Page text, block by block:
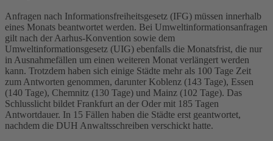
Anfragen nach Informationsfreiheitsgesetz (IFG) müssen innerhalb
eines Monats beantwortet werden. Bei Umweltinformationsanfragen
gilt nach der Aarhus-Konvention sowie dem
Umweltinformationsgesetz (UIG) ebenfalls die Monatsfrist, die nur
in Ausnahmefällen um einen weiteren Monat verlängert werden
kann. Trotzdem haben sich einige Städte mehr als 100 Tage Zeit
zum Antworten genommen, darunter Koblenz (143 Tage), Essen
(140 Tage), Chemnitz (130 Tage) und Mainz (102 Tage). Das
Schlusslicht bildet Frankfurt an der Oder mit 185 Tagen
Antwortdauer. In 15 Fällen haben die Städte erst geantwortet,
nachdem die DUH Anwaltsschreiben verschickt hatte.